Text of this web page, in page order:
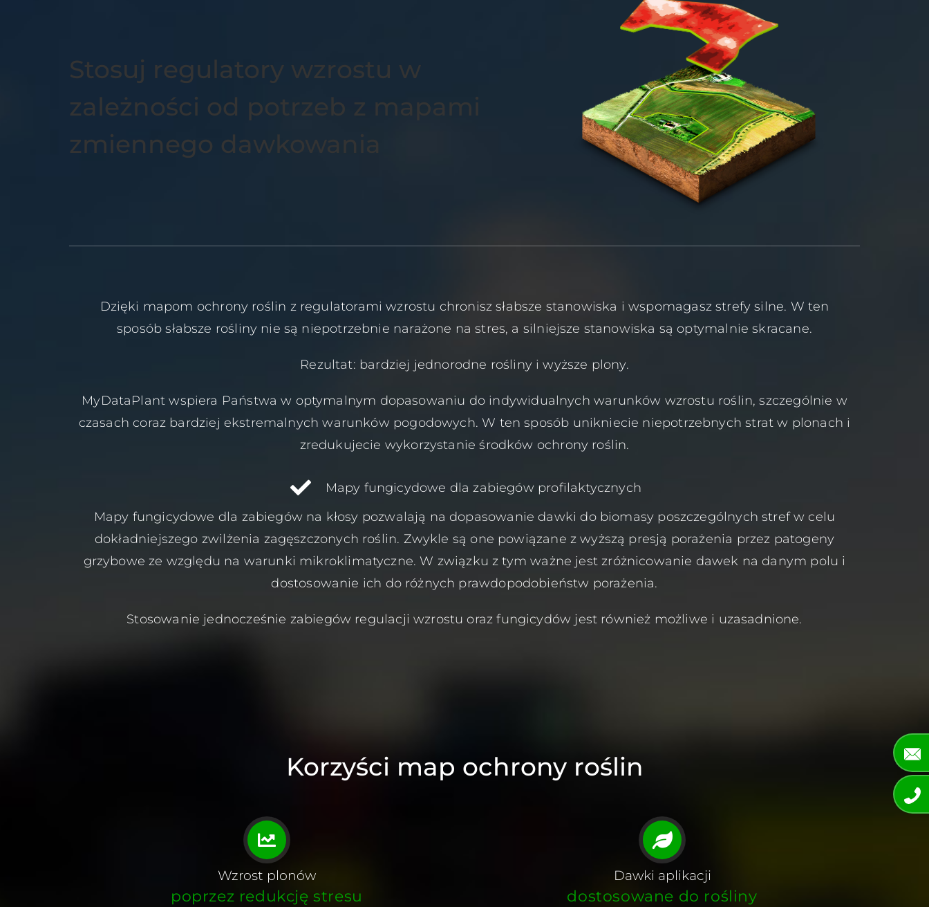
Stosuj regulatory wzrostu w
zależności od potrzeb z mapami
zmiennego dawkowania
Dzięki mapom ochrony roślin z regulatorami wzrostu chronisz słabsze stanowiska i wspomagasz strefy silne. W ten
sposób słabsze rośliny nie są niepotrzebnie narażone na stres, a silniejsze stanowiska są optymalnie skracane.
Rezultat: bardziej jednorodne rośliny i wyższe plony.
MyDataPlant wspiera Państwa w optymalnym dopasowaniu do indywidualnych warunków wzrostu roślin, szczególnie w
czasach coraz bardziej ekstremalnych warunków pogodowych. W ten sposób unikniecie niepotrzebnych strat w plonach i
zredukujecie wykorzystanie środków ochrony roślin.
Mapy fungicydowe dla zabiegów profilaktycznych
Mapy fungicydowe dla zabiegów na kłosy pozwalają na dopasowanie dawki do biomasy poszczególnych stref w celu
dokładniejszego zwilżenia zagęszczonych roślin. Zwykle są one powiązane z wyższą presją porażenia przez patogeny
grzybowe ze względu na warunki mikroklimatyczne. W związku z tym ważne jest zróżnicowanie dawek na danym polu i
dostosowanie ich do różnych prawdopodobieństw porażenia.
Stosowanie jednocześnie zabiegów regulacji wzrostu oraz fungicydów jest również możliwe i uzasadnione.
Korzyści map ochrony roślin
Wzrost plonów
poprzez redukcję stresu
Dawki aplikacji
dostosowane do rośliny